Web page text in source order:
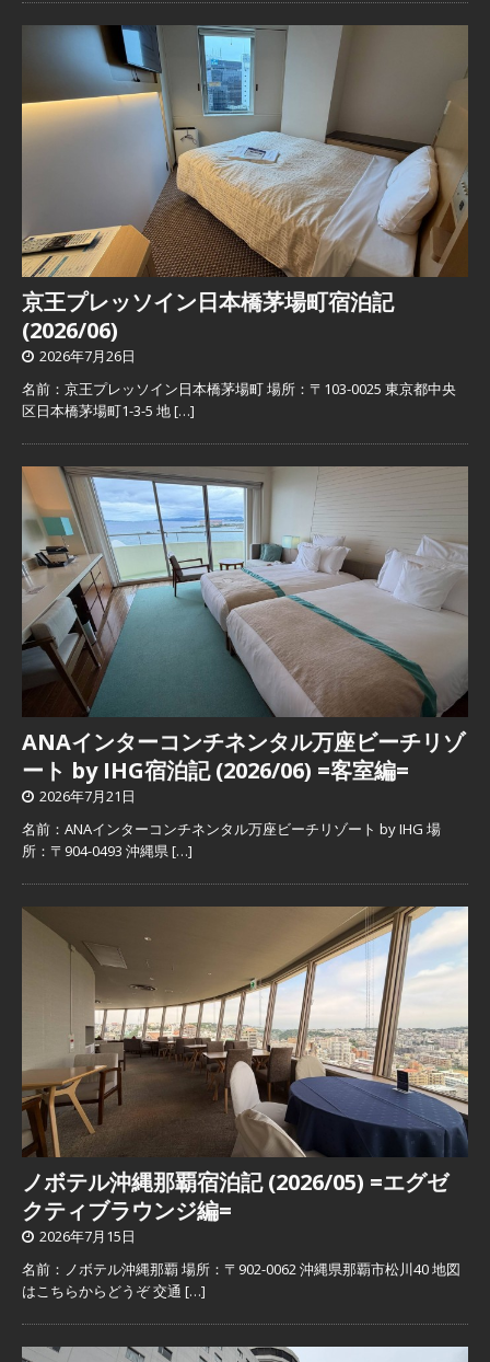
京王プレッソイン日本橋茅場町宿泊記
(2026/06)
2026年7月26日
名前：京王プレッソイン日本橋茅場町 場所：〒103-0025 東京都中央
区日本橋茅場町1-3-5 地[…]
ANAインターコンチネンタル万座ビーチリゾ
ート by IHG宿泊記 (2026/06) =客室編=
2026年7月21日
名前：ANAインターコンチネンタル万座ビーチリゾート by IHG 場
所：〒904-0493 沖縄県[…]
ノボテル沖縄那覇宿泊記 (2026/05) =エグゼ
クティブラウンジ編=
2026年7月15日
名前：ノボテル沖縄那覇 場所：〒902-0062 沖縄県那覇市松川40 地図
はこちらからどうぞ 交通 […]